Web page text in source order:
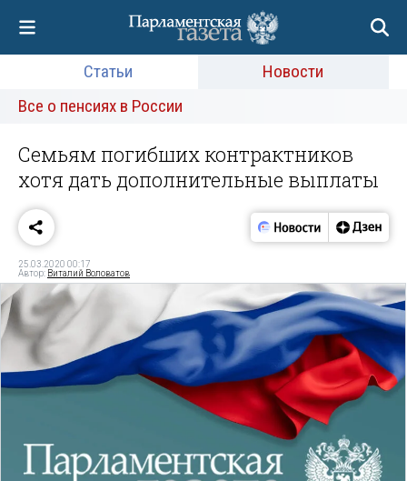
Статьи
Новости
Все о пенсиях в России
Семьям погибших контрактников
хотя дать дополнительные выплаты
25.03.2020 00:17
Автор: Виталий Воловатов